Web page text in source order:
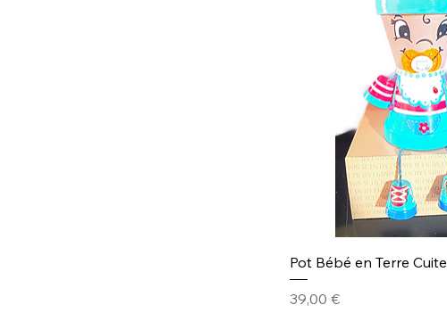
Pot Bébé en Terre Cuite
Prix
39,00 €